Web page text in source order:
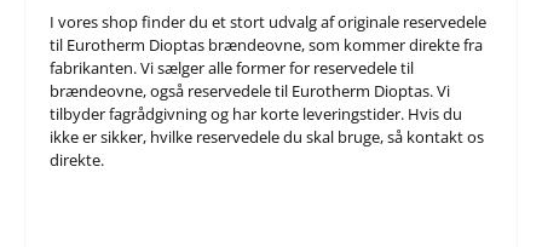
I vores shop finder du et stort udvalg af originale reservedele
til Eurotherm Dioptas brændeovne, som kommer direkte fra
fabrikanten. Vi sælger alle former for reservedele til
brændeovne, også reservedele til Eurotherm Dioptas. Vi
tilbyder fagrådgivning og har korte leveringstider. Hvis du
ikke er sikker, hvilke reservedele du skal bruge, så kontakt os
direkte.